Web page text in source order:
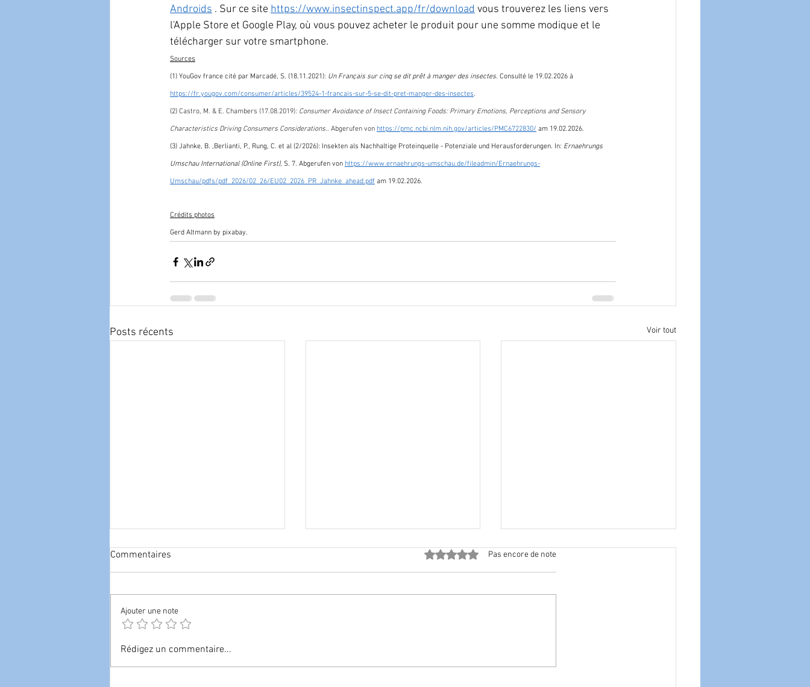
Androids . Sur ce site https://www.insectinspect.app/fr/download vous trouverez les liens vers
l'Apple Store et Google Play, où vous pouvez acheter le produit pour une somme modique et le
télécharger sur votre smartphone.
Sources
(1) YouGov france cité par Marcadé, S. (18.11.2021): Un Français sur cinq se dit prêt à manger des insectes. Consulté le 19.02.2026 à
https://fr.yougov.com/consumer/articles/39524-1-francais-sur-5-se-dit-pret-manger-des-insectes.
(2) Castro, M. & E. Chambers (17.08.2019): Consumer Avoidance of Insect Containing Foods: Primary Emotions, Perceptions and Sensory
Characteristics Driving Consumers Considerations.. Abgerufen von https://pmc.ncbi.nlm.nih.gov/articles/PMC6722830/ am 19.02.2026.
(3) Jahnke, B. ,Berlianti, P., Rung, C. et al (2/2026): Insekten als Nachhaltige Proteinquelle - Potenziale und Herausforderungen. In: Ernaehrungs
Umschau International (Online First), S. 7. Abgerufen von https://www.ernaehrungs-umschau.de/fileadmin/Ernaehrungs-
Umschau/pdfs/pdf_2026/02_26/EU02_2026_PR_Jahnke_ahead.pdf am 19.02.2026.
Crédits photos
Gerd Altmann by pixabay.
Posts récents Voir tout
Le point de vue de l'Espagne
Commentaires Noté 0 étoile sur 5.Pas encore de note
Ajouter une note
Rédigez un commentaire...